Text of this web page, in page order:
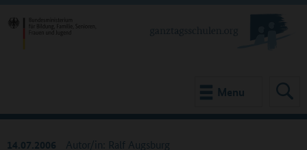
Menu
14.07.2006 Autor/in: Ralf Augsburg